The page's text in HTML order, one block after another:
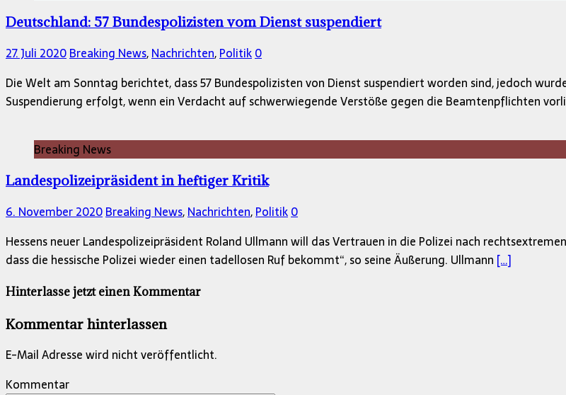
Deutschland: 57 Bundespolizisten vom Dienst suspendiert
27. Juli 2020Breaking News,Nachrichten,Politik0
Die Welt am Sonntag berichtet, dass 57 Bundespolizisten von Dienst suspendiert worden sind, jedoch
Suspendierung erfolgt, wenn ein Verdacht auf schwerwiegende Verstöße gegen die Beamtenpflichten
Breaking News
Landespolizeipräsident in heftiger Kritik
6. November 2020Breaking News,Nachrichten,Politik0
Hessens neuer Landespolizeipräsident Roland Ullmann will das Vertrauen in die Polizei nach
dass die hessische Polizei wieder einen tadellosen Ruf bekommt“, so seine Äußerung. Ullmann […]
Hinterlasse jetzt einen Kommentar
Kommentar hinterlassen
E-Mail Adresse wird nicht veröffentlicht.
Kommentar